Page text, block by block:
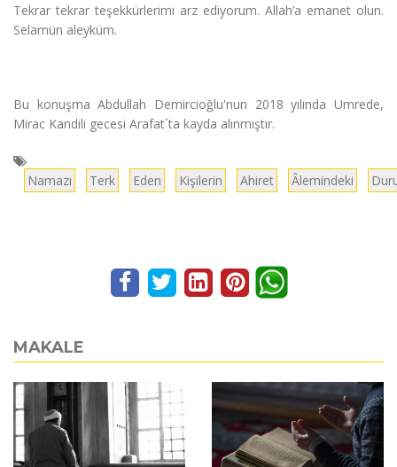
Tekrar tekrar teşekkürlerimi arz ediyorum. Allah’a emanet olun.
Selamün aleyküm.
Bu konuşma Abdullah Demircioğlu'nun 2018 yılında Umrede,
Mirac Kandili gecesi Arafat´ta kayda alınmıştır.
Namazı Terk Eden Kişilerin Ahiret Âlemindeki
MAKALE